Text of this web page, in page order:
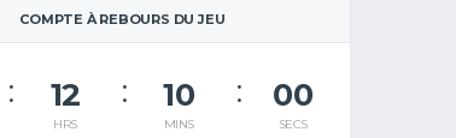
COMPTE À REBOURS DU JEU
12
HRS
09
MINS
59
SECS